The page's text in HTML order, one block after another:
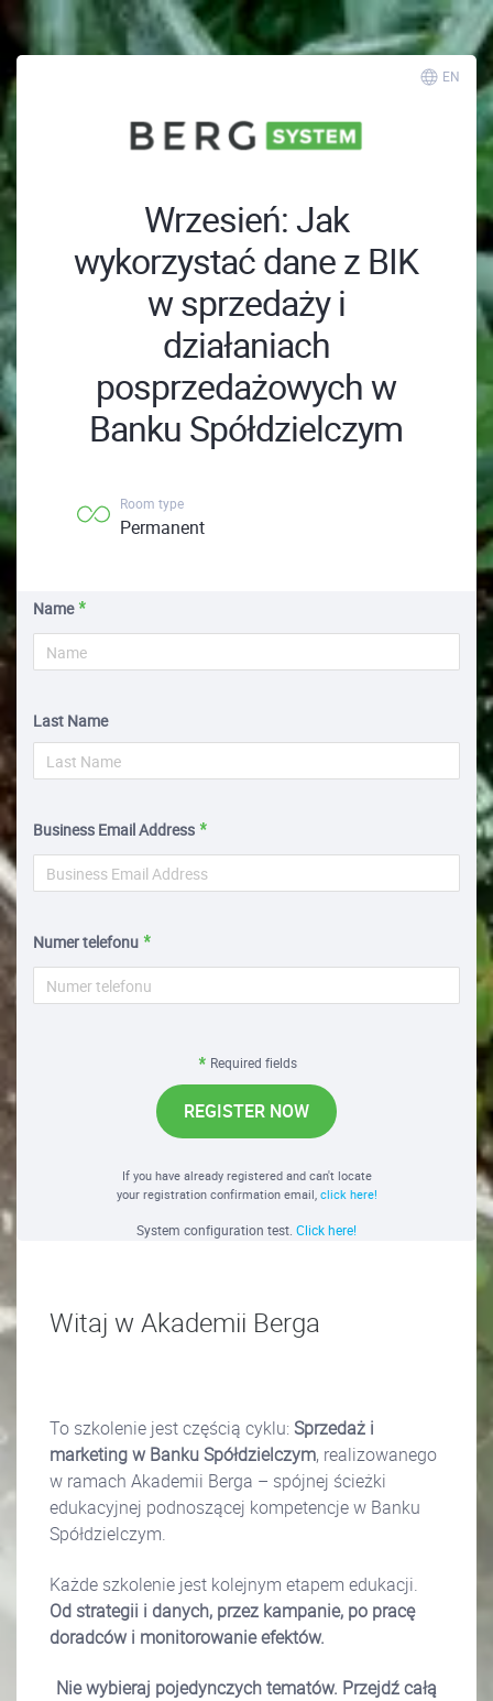
EN
Wrzesień: Jak
wykorzystać dane z BIK
w sprzedaży i
działaniach
posprzedażowych w
Banku Spółdzielczym
Room type
Permanent
Name
Last Name
Business Email Address
Numer telefonu
Required fields
REGISTER NOW
If you have already registered and can't locate
your registration confirmation email, click here!
System configuration test. Click here!
Witaj w Akademii Berga
To szkolenie jest częścią cyklu:Sprzedaż i
marketing w Banku Spółdzielczym, realizowanego
w ramach Akademii Berga – spójnej ścieżki
edukacyjnej podnoszącej kompetencje w Banku
Spółdzielczym.
Każde szkolenie jest kolejnym etapem edukacji.
Od strategii i danych, przez kampanie, po pracę
doradców i monitorowanie efektów.
Nie wybieraj pojedynczych tematów. Przejdź całą